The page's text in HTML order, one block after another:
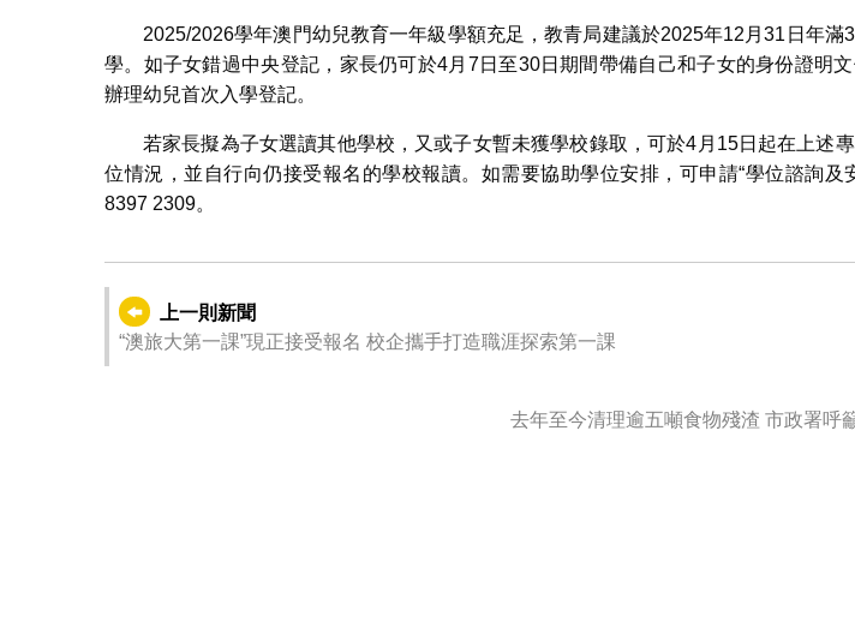
2025/2026學年澳門幼兒教育一年級學額充足，教青局建議於2025年12月31日年滿
學。如子女錯過中央登記，家長仍可於4月7日至30日期間帶備自己和子女的身份證明
辦理幼兒首次入學登記。
若家長擬為子女選讀其他學校，又或子女暫未獲學校錄取，可於4月15日起在上述
位情況，並自行向仍接受報名的學校報讀。如需要協助學位安排，可申請“學位諮詢及
8397 2309。
上一則新聞
“澳旅大第一課”現正接受報名 校企攜手打造職涯探索第一課
去年至今清理逾五